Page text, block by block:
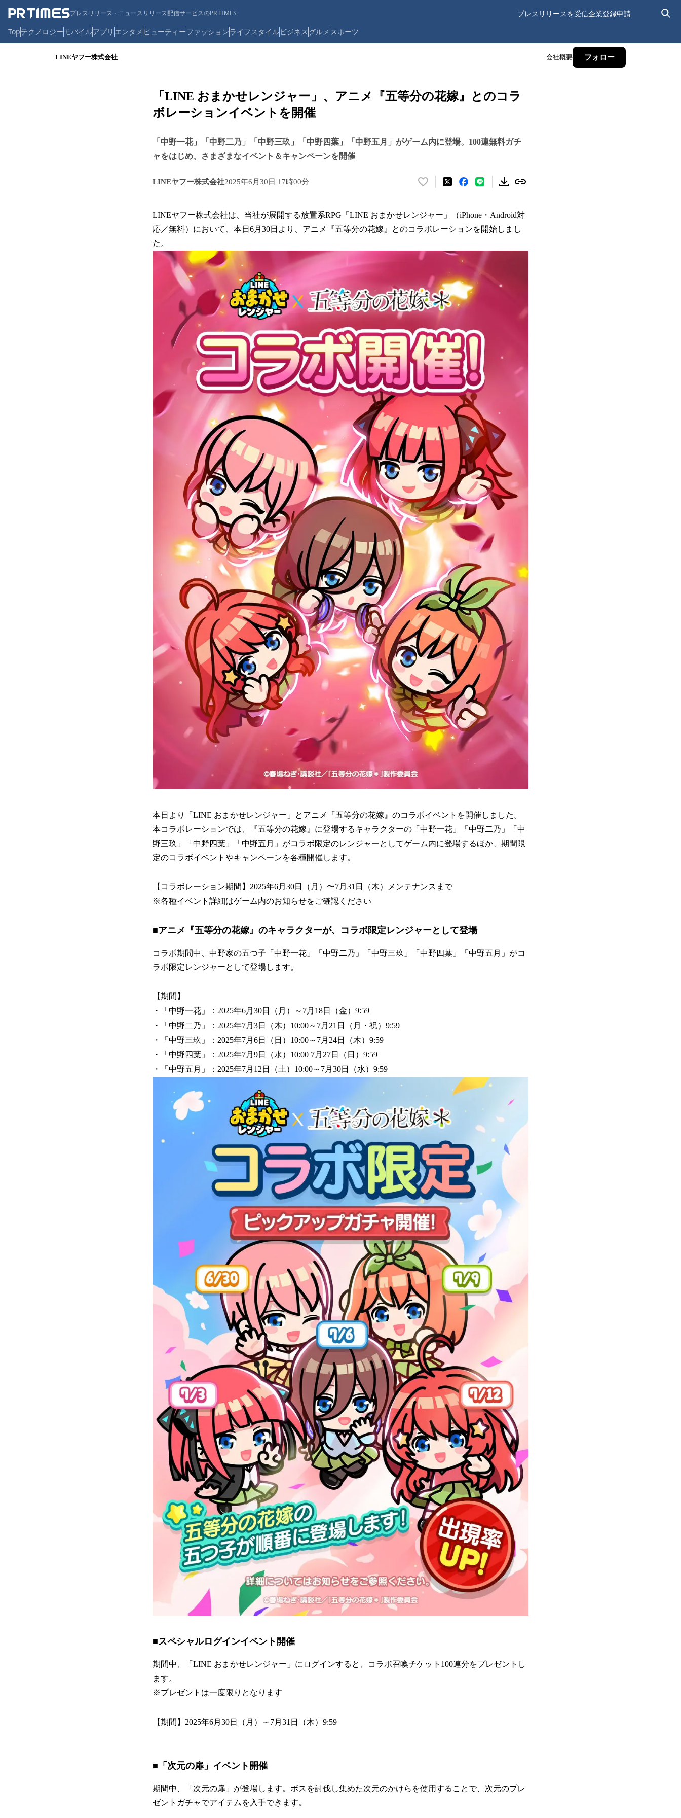
プレスリリース・ニュースリリース配信サービスのPR TIMES プレスリリースを受信企業登録申請
Topテクノロジーモバイルアプリ エンタメ ビューティーファッションライフスタイルビジネス グルメ スポーツ
LINEヤフー株式会社 会社概要 フォロー
「LINE おまかせレンジャー」、アニメ『五等分の花嫁』とのコラ
ボレーションイベントを開催
「中野一花」「中野二乃」「中野三玖」「中野四葉」「中野五月」がゲーム内に登場。100連無料ガチ
ャをはじめ、さまざまなイベント＆キャンペーンを開催
LINEヤフー株式会社2025年6月30日 17時00分
い
！
数
読
み
み
中
で
す
LINEヤフー株式会社は、当社が展開する放置系RPG「LINE おまかせレンジャー」（iPhone・Android対
応／無料）において、本日6月30日より、アニメ『五等分の花嫁』とのコラボレーションを開始しまし
た。
本日より「LINE おまかせレンジャー」とアニメ『五等分の花嫁』のコラボイベントを開催しました。
本コラボレーションでは、『五等分の花嫁』に登場するキャラクターの「中野一花」「中野二乃」「中
野三玖」「中野四葉」「中野五月」がコラボ限定のレンジャーとしてゲーム内に登場するほか、期間限
定のコラボイベントやキャンペーンを各種開催します。
【コラボレーション期間】2025年6月30日（月）〜7月31日（木）メンテナンスまで
※各種イベント詳細はゲーム内のお知らせをご確認ください
■アニメ『五等分の花嫁』のキャラクターが、コラボ限定レンジャーとして登場
コラボ期間中、中野家の五つ子「中野一花」「中野二乃」「中野三玖」「中野四葉」「中野五月」がコ
ラボ限定レンジャーとして登場します。
【期間】
・「中野一花」：2025年6月30日（月）～7月18日（金）9:59
・「中野二乃」：2025年7月3日（木）10:00～7月21日（月・祝）9:59
・「中野三玖」：2025年7月6日（日）10:00～7月24日（木）9:59
・「中野四葉」：2025年7月9日（水）10:00 7月27日（日）9:59
・「中野五月」：2025年7月12日（土）10:00～7月30日（水）9:59
■スペシャルログインイベント開催
期間中、「LINE おまかせレンジャー」にログインすると、コラボ召喚チケット100連分をプレゼントし
ます。
※プレゼントは一度限りとなります
【期間】2025年6月30日（月）～7月31日（木）9:59
■「次元の扉」イベント開催
期間中、「次元の扉」が登場します。ボスを討伐し集めた次元のかけらを使用することで、次元のプレ
ゼントガチャでアイテムを入手できます。